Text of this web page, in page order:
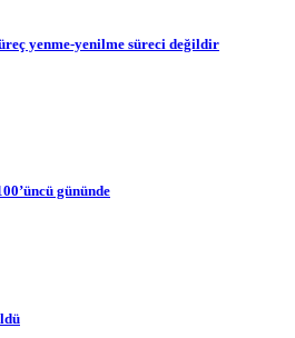
yenme-yenilme süreci değildir
gününde